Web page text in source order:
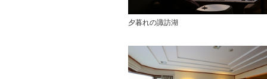
夕暮れの諏訪湖